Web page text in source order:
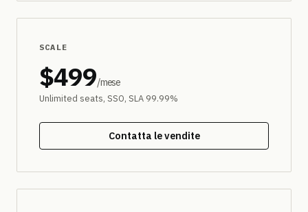
SCALE
$499/mese
Unlimited seats, SSO, SLA 99.99%
Contatta le vendite